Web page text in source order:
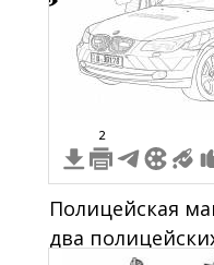
2
Полицейская
два